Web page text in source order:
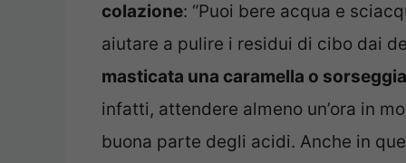
colazione: “Puoi bere acqua e
aiutare a pulire i residui di cibo dai
masticata una caramella o
infatti, attendere almeno un’ora in
buona parte degli acidi. Anche in